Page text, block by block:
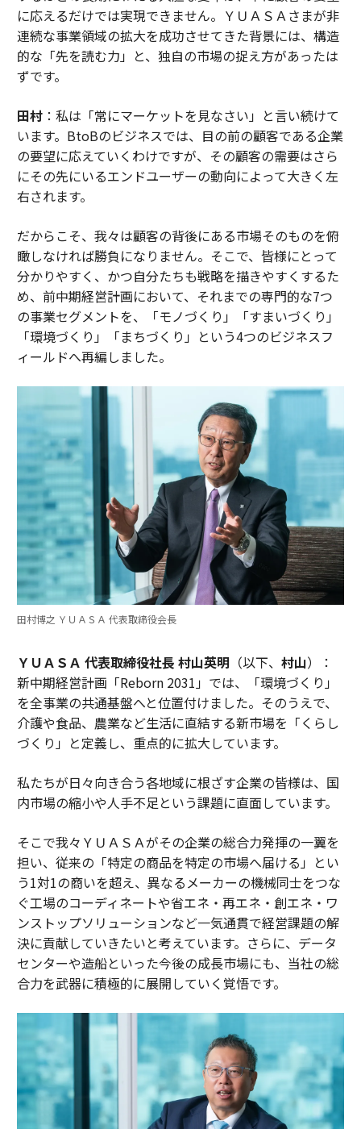
に応えるだけでは実現できません。ＹＵＡＳＡさまが非
連続な事業領域の拡大を成功させてきた背景には、構造
的な「先を読む力」と、独自の市場の捉え方があったは
ずです。
田村：私は「常にマーケットを見なさい」と言い続けて
います。BtoBのビジネスでは、目の前の顧客である企業
の要望に応えていくわけですが、その顧客の需要はさら
にその先にいるエンドユーザーの動向によって大きく左
右されます。
だからこそ、我々は顧客の背後にある市場そのものを俯
瞰しなければ勝負になりません。そこで、皆様にとって
分かりやすく、かつ自分たちも戦略を描きやすくするた
め、前中期経営計画において、それまでの専門的な7つ
の事業セグメントを、「モノづくり」「すまいづくり」
「環境づくり」「まちづくり」という4つのビジネスフ
ィールドへ再編しました。
田村博之 ＹＵＡＳＡ 代表取締役会長
ＹＵＡＳＡ 代表取締役社長 村山英明（以下、 村山）：
新中期経営計画「Reborn 2031」では、「環境づくり」
を全事業の共通基盤へと位置付けました。そのうえで、
介護や食品、農業など生活に直結する新市場を「くらし
づくり」と定義し、重点的に拡大しています。
私たちが日々向き合う各地域に根ざす企業の皆様は、国
内市場の縮小や人手不足という課題に直面しています。
そこで我々ＹＵＡＳＡがその企業の総合力発揮の一翼を
担い、従来の「特定の商品を特定の市場へ届ける」とい
う1対1の商いを超え、異なるメーカーの機械同士をつな
ぐ工場のコーディネートや省エネ・再エネ・創エネ・ワ
ンストップソリューションなど一気通貫で経営課題の解
決に貢献していきたいと考えています。さらに、データ
センターや造船といった今後の成長市場にも、当社の総
合力を武器に積極的に展開していく覚悟です。